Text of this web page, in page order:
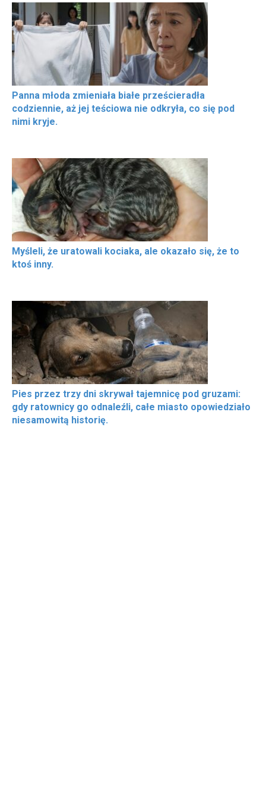
Panna młoda zmieniała białe prześcieradła
codziennie, aż jej teściowa nie odkryła, co się pod
nimi kryje.
Myśleli, że uratowali kociaka, ale okazało się, że to
ktoś inny.
Pies przez trzy dni skrywał tajemnicę pod gruzami:
gdy ratownicy go odnaleźli, całe miasto opowiedziało
niesamowitą historię.